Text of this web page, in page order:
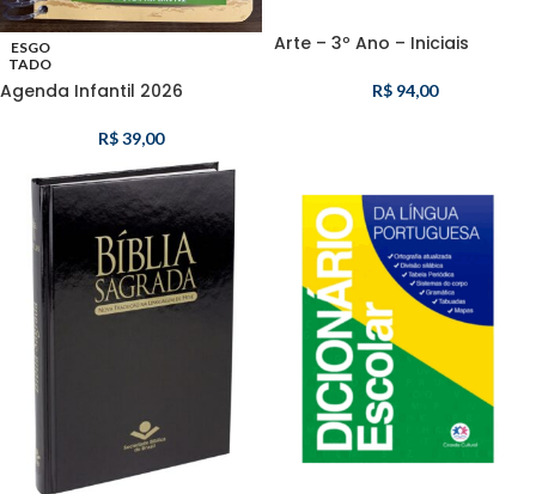
ESGO
TADO
Agenda Infantil 2026
R$39,00
Arte – 3º Ano – Iniciais
R$ 94,00